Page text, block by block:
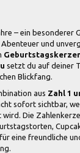
– ein besonderer
und
setzt du auf deiner
Blickfang.
aus Zahl 1
sofort sichtbar,
Die
eine freundliche